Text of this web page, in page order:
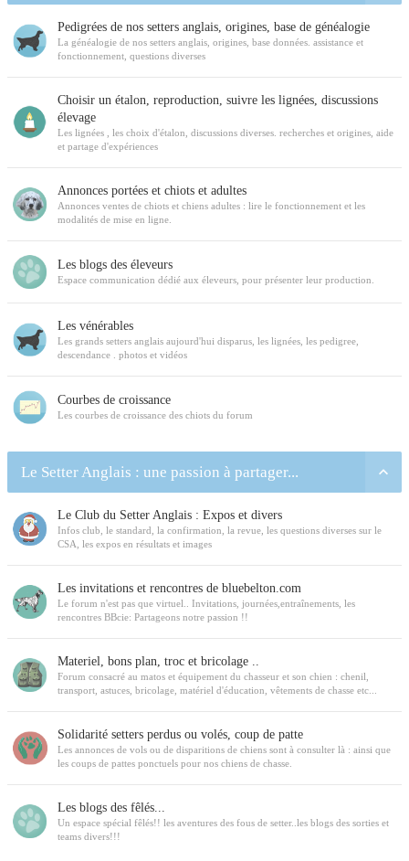
Pedigrées de nos setters anglais, origines, base de généalogie
La généalogie de nos setters anglais, origines, base données. assistance et
fonctionnement, questions diverses
Choisir un étalon, reproduction, suivre les lignées, discussions
élevage
Les lignées , les choix d'étalon, discussions diverses. recherches et origines, aide
et partage d'expériences
Annonces portées et chiots et adultes
Annonces ventes de chiots et chiens adultes : lire le fonctionnement et les
modalités de mise en ligne.
Les blogs des éleveurs
Espace communication dédié aux éleveurs, pour présenter leur production.
Les vénérables
Les grands setters anglais aujourd'hui disparus, les lignées, les pedigree,
descendance . photos et vidéos
Courbes de croissance
Les courbes de croissance des chiots du forum
Le Setter Anglais : une passion à partager...
Le Club du Setter Anglais : Expos et divers
Infos club, le standard, la confirmation, la revue, les questions diverses sur le
CSA, les expos en résultats et images
Les invitations et rencontres de bluebelton.com
Le forum n'est pas que virtuel.. Invitations, journées,entraînements, les
rencontres BBcie: Partageons notre passion !!
Materiel, bons plan, troc et bricolage ..
Forum consacré au matos et équipement du chasseur et son chien : chenil,
transport, astuces, bricolage, matériel d'éducation, vêtements de chasse etc...
Solidarité setters perdus ou volés, coup de patte
Les annonces de vols ou de disparitions de chiens sont à consulter là : ainsi que
les coups de pattes ponctuels pour nos chiens de chasse.
Les blogs des fêlés...
Un espace spécial fêlés!! les aventures des fous de setter..les blogs des sorties et
teams divers!!!